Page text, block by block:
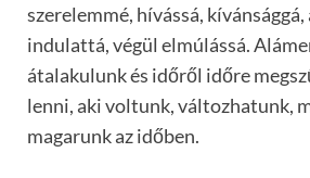
szerelemmé, hívássá,
indulattá, végül elmúlássá.
átalakulunk és időről időre
lenni, aki voltunk, változhatunk,
magarunk az időben.